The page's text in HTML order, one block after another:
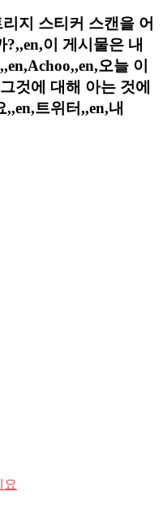
지 스티커 스캔을 어
이 게시물은 내
오늘 이
것에 대해 아는 것에
트위터,,en,내
요